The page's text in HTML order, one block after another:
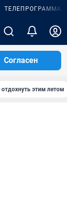
ТЕЛЕПРОГРАММА
Согласен
отдохнуть этим летом